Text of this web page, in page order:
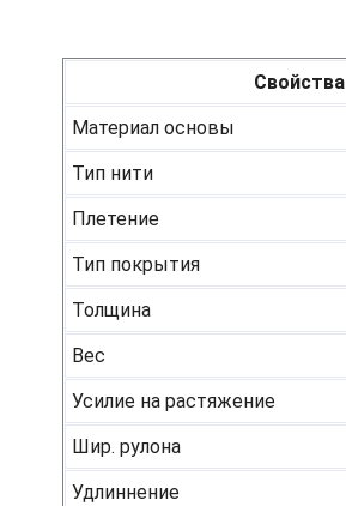
Свойства
Материал основы
Тип нити
Плетение
Тип покрытия
Толщина
Вес
Усилие на растяжение
Шир. рулона
Удлиннение